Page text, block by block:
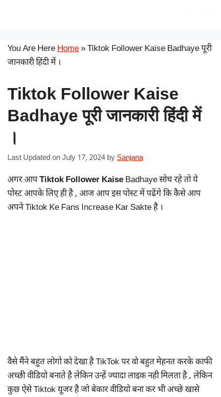
You Are HereHome»Tiktok Follower Kaise Badhaye पूरी
जानकारी हिंदी में ।
Tiktok Follower Kaise
Badhaye पूरी जानकारी हिंदी में
।
Last Updated on July 17, 2024 by Sanjana
अगर आपTiktok Follower Kaise Badhaye सोच रहे तो ये
पोस्ट आपके लिए ही है , आज आप इस पोस्ट में पढेंगे कि कैसे आप
अपने Tiktok Ke Fans Increase Kar Sakte है ।
वैसे मैंने बहुत लोगो को देखा है TikTok पर वो बहुत मेहनत करके काफी
अच्छी वीडियो बनाते है लेकिन उन्हें ज्यादा लाइक नही मिलता है , लेकिन
कुछ ऐसे Tiktok यूजर है जो बेकार वीडियो बना कर भी अच्छे खासे